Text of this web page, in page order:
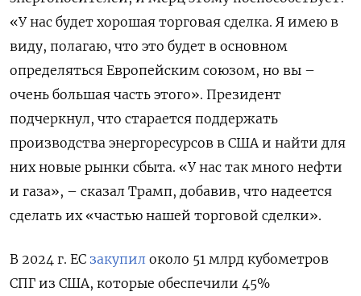
«У нас будет хорошая торговая сделка. Я имею в
виду, полагаю, что это будет в основном
определяться Европейским союзом, но вы –
очень большая часть этого». Президент
подчеркнул, что старается поддержать
производства энергоресурсов в США и найти для
них новые рынки сбыта. «У нас так много нефти
и газа», – сказал Трамп, добавив, что надеется
сделать их «частью нашей торговой сделки».
В 2024 г. ЕС закупил около 51 млрд кубометров
СПГ из США, которые обеспечили 45%